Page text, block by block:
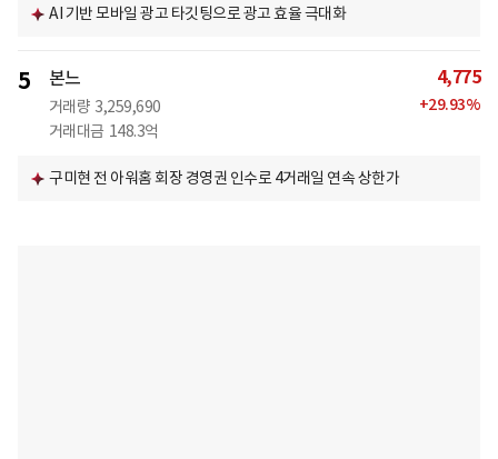
AI 기반 모바일 광고 타깃팅으로 광고 효율 극대화
5 본느
거래량 3,259,690
거래대금 148.3억
4,775
+29.93%
구미현 전 아워홈 회장 경영권 인수로 4거래일 연속 상한가